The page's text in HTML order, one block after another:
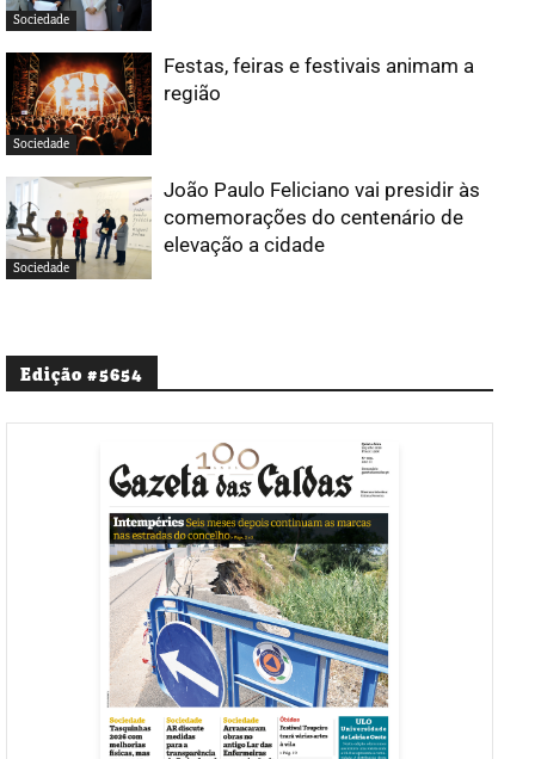
Sociedade
Sociedade
Festas, feiras e festivais animam a
região
Sociedade
João Paulo Feliciano vai presidir às
comemorações do centenário de
elevação a cidade
Edição #5654